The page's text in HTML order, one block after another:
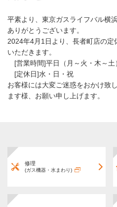
平素より、東京ガスライフバル横
ありがとうございます。
2024年4月1日より、長者町店の
いただきます。
[営業時間]平日（月～火・木～
[定休日]水・日・祝
お客様には大変ご迷惑をおかけ致
ます様、お願い申し上げます。
修理
(ガス機器・水まわり)